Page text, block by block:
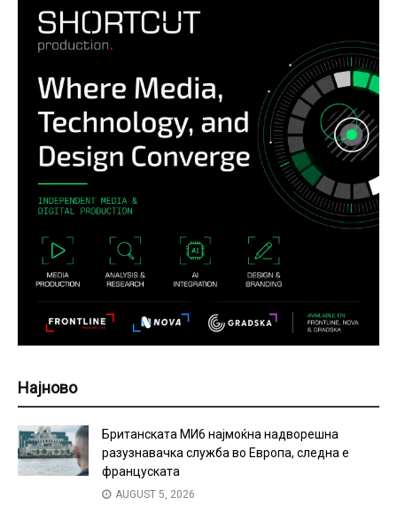
Најново
Британската МИ6 најмоќна надворешна
разузнавачка служба во Европа, следна е
француската
AUGUST 5, 2026